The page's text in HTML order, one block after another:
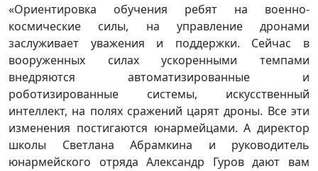
«Ориентировка обучения ребят на военно-
космические силы, на управление дронами
заслуживает уважения и поддержки. Сейчас в
вооруженных силах ускоренными темпами
внедряются автоматизированные и
роботизированные системы, искусственный
интеллект, на полях сражений царят дроны. Все эти
изменения постигаются юнармейцами. А директор
школы Светлана Абрамкина и руководитель
юнармейского отряда Александр Гуров дают вам